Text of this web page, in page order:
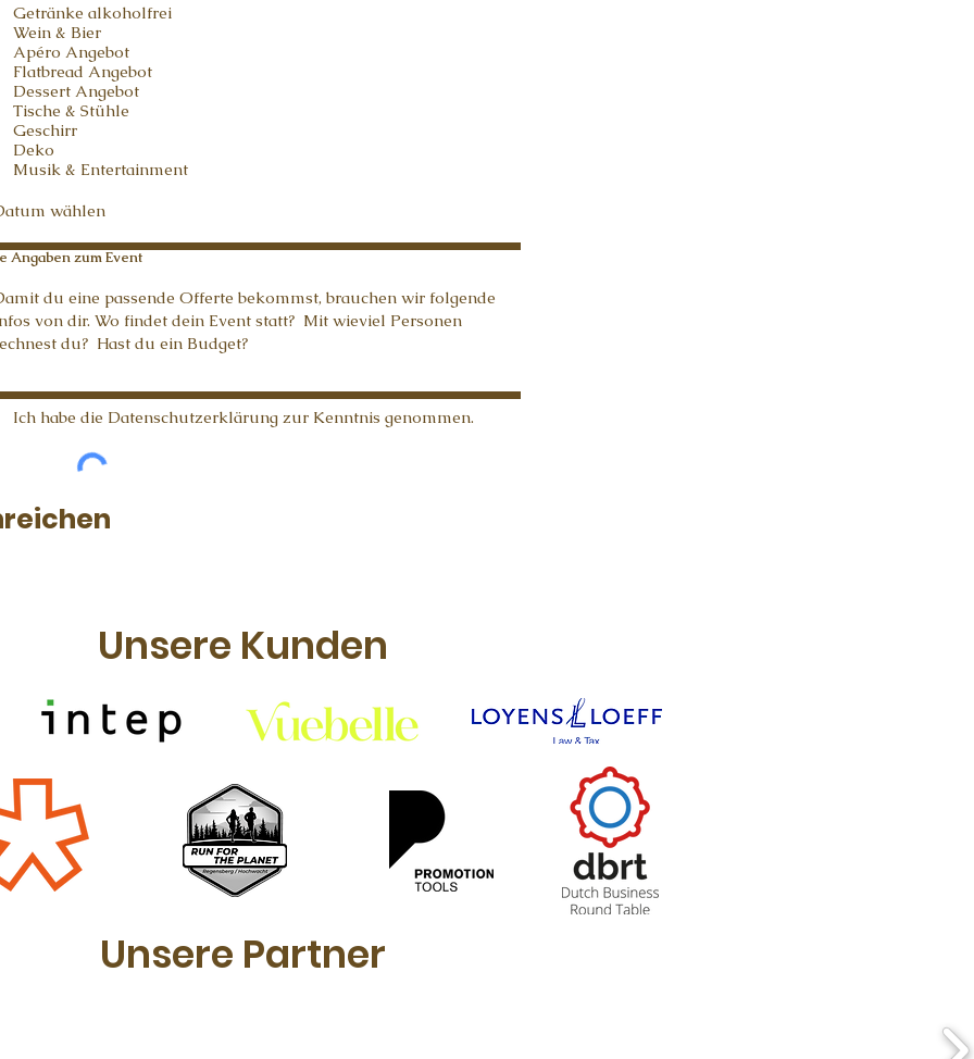
Getränke alkoholfrei
Wein & Bier
Apéro Angebot
Flatbread Angebot
Dessert Angebot
Tische & Stühle
Geschirr
Deko
Musik & Entertainment
Angaben zum Event
Ich habe die Datenschutzerklärung zur Kenntnis genommen.
Unsere Kunden
Unsere Partner